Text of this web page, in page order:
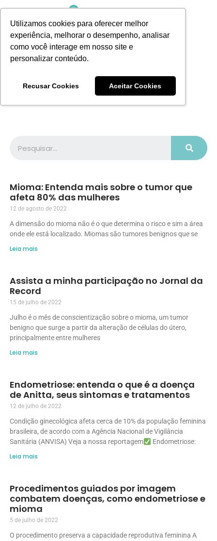
Utilizamos cookies para oferecer melhor
experiência, melhorar o desempenho, analisar
como você interage em nosso site e
personalizar conteúdo.
Recusar Cookies Aceitar Cookies
AGENDE UMA CONSULTA
Mioma: Entenda mais sobre o tumor que
afeta 80% das mulheres
12 de agosto de 2022
A dimensão do mioma não é o que determina o risco e sim a área
onde ele está localizado. Miomas são tumores benignos que se
Leia mais
Assista a minha participação no Jornal da
Record
15 de julho de 2022
Julho é o mês de conscientização sobre o mioma, um tumor
benigno que surge a partir da alteração de células do útero,
principalmente entre mulheres
Leia mais
Endometriose: entenda o que é a doença
de Anitta, seus sintomas e tratamentos
12 de julho de 2022
Condição ginecológica afeta cerca de 10% da população feminina
brasileira, de acordo com a Agência Nacional de Vigilância
Sanitária (ANVISA) Veja a nossa reportagem
Endometriose:
Leia mais
Procedimentos guiados por imagem
combatem doenças, como endometriose e
mioma
5 de julho de 2022
O procedimento preserva a capacidade reprodutiva feminina A